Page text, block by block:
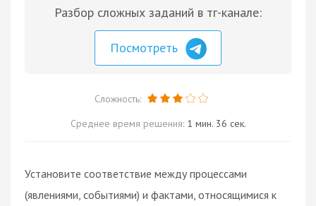
Разбор сложных заданий в тг-канале:
Посмотреть
Сложность:
Среднее время решения: 1 мин. 36 сек.
Установите соответствие между процессами
(явлениями, событиями) и фактами, относящимися к